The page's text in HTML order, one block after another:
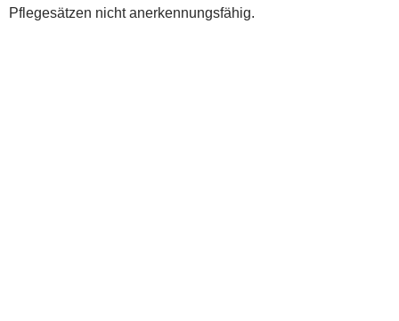
Pflegesätzen nicht anerkennungsfähig.